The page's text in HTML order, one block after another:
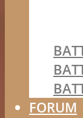
FORUM